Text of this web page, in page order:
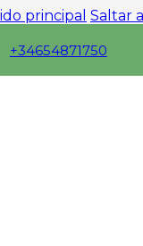
principal Saltar
+34654871750